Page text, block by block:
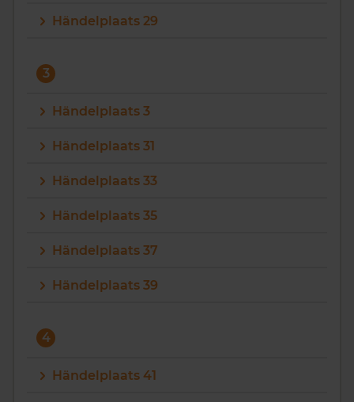
Händelplaats 29
3
Händelplaats 3
Händelplaats 31
Händelplaats 33
Händelplaats 35
Händelplaats 37
Händelplaats 39
4
Händelplaats 41